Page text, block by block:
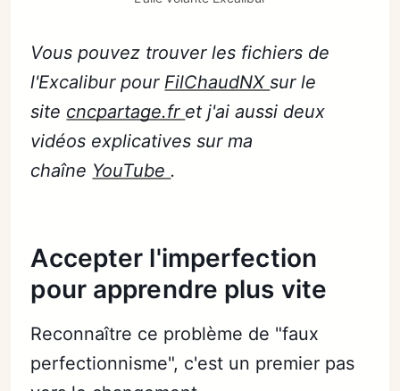
Vous pouvez trouver les fichiers de
l'Excalibur pour FilChaudNXsur le
site cncpartage.fr et j'ai aussi deux
vidéos explicatives sur ma
chaîne YouTube .
Accepter l'imperfection
pour apprendre plus vite
Reconnaître ce problème de "faux
perfectionnisme", c'est un premier pas